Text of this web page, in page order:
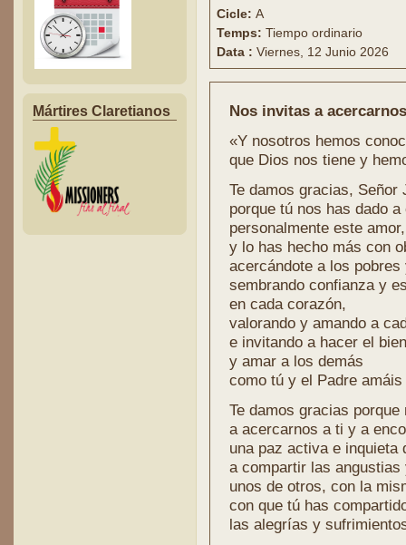
Mártires Claretianos
Cicle: A
Temps: Tiempo ordinario
Data : Viernes, 12 Junio 2026
Nos invitas a
«Y nosotros hemos
que Dios nos tiene y
Te damos gracias,
porque tú nos has dado a
personalmente este
y lo has hecho más con
acercándote a los
sembrando confianza y
en cada corazón,
valorando y amando a
e invitando a hacer el bien
y amar a los demás
como tú y el Padre
Te damos gracias porque
a acercarnos a ti y a
una paz activa e inquieta
a compartir las angustias
unos de otros, con la
con que tú has
las alegrías y